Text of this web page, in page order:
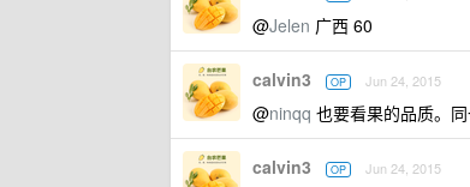
@Jelen 广西 60
calvin3 OP Jun 24, 2015
@ninqq 也要看果的品质。
calvin3 OP Jun 24, 2015